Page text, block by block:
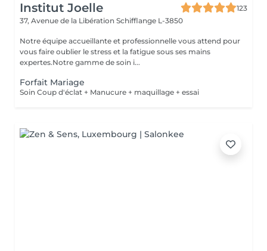
Institut Joelle
123
37, Avenue de la Libération Schifflange L-3850
Notre équipe accueillante et professionnelle vous attend pour
vous faire oublier le stress et la fatigue sous ses mains
expertes.Notre gamme de soin i...
Forfait Mariage
Soin Coup d'éclat + Manucure + maquillage + essai